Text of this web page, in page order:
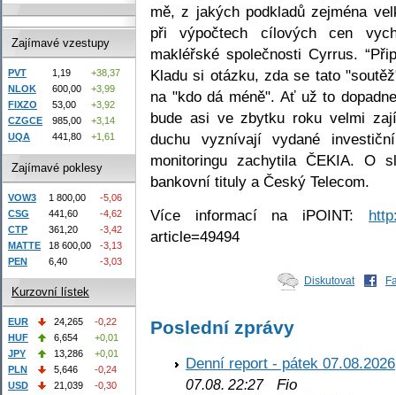
mě, z jakých podkladů zejména
při výpočtech cílových cen
makléřské společnosti Cyrrus.
Kladu si otázku, zda se tato
na "kdo dá méně". Ať už to
bude asi ve zbytku roku velmi
duchu vyznívají vydané
monitoringu zachytila ČEKIA. O
bankovní tituly a Český Telecom.
Více informací na iPOINT:
article=49494
Diskutovat
Poslední zprávy
Denní report - pátek 07.08.2026
07.08. 22:27Fio
Zajímavé vzestupy
PVT 1,19
+38,37
NLOK
600,00
+3,99
FIXZO
53,00
+3,92
CZGCE
985,00
+3,14
UQA
441,80 +1,61
Zajímavé poklesy
VOW3 1 800,00
-5,06
CSG
441,60
-4,62
CTP
361,20
-3,42
MATTE
18 600,00
-3,13
PEN
6,40 -3,03
Kurzovní lístek
EUR 24,265
-0,22
HUF
6,654
+0,01
JPY
13,286
+0,01
PLN
5,646
-0,24
USD
21,039 -0,30